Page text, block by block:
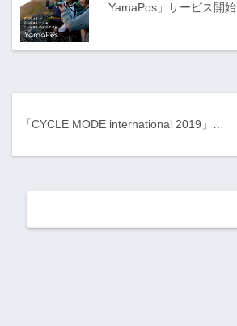
「YamaPos」サービス開始
「CYCLE MODE international 2019」…